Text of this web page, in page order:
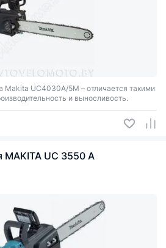
Makita UC4030A/5М – отличается такими
и выносливость.
MAKITA UC 3550 A